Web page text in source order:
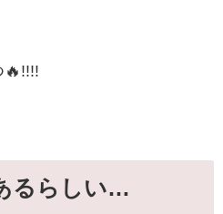
🔥!!!!
るらしい…